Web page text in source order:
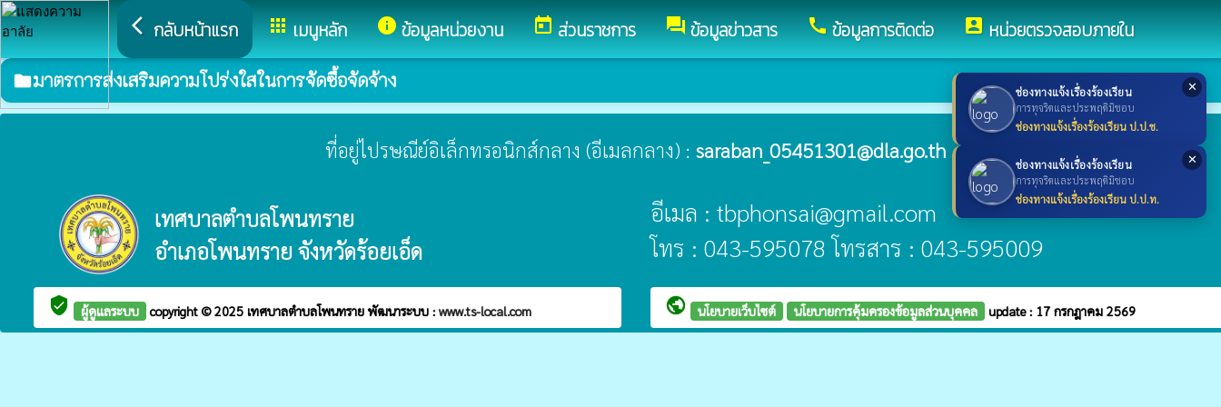
✕
ช่องทางแจ้งเรื่องร้องเรียน
การทุจริตและประพฤติมิชอบ
ช่องทางแจ้งเรื่องร้องเรียน ป.ป.ช.
✕
ช่องทางแจ้งเรื่องร้องเรียน
การทุจริตและประพฤติมิชอบ
ช่องทางแจ้งเรื่องร้องเรียน ป.ป.ท.
arrow_back_ios กลับหน้าแรก appsเมนูหลัก infoข้อมูลหน่วยงาน todayส่วนราชการ forumข้อมูลข่าวสาร callข้อมูลการติดต่อ account_boxหน่วยตรวจสอบภายใน
folderมาตรการส่งเสริมความโปร่งใสในการจัดซื้อจัดจ้าง
ที่อยู่ไปรษณีย์อิเล็กทรอนิกส์กลาง (อีเมลกลาง) : saraban_05451301@dla.go.th
เทศบาลตำบลโพนทราย
อำเภอโพนทราย จังหวัดร้อยเอ็ด
อีเมล : tbphonsai@gmail.com
โทร : 043-595078 โทรสาร : 043-595009
verified_user ผู้ดูแลระบบ copyright © 2025 เทศบาลตำบลโพนทราย พัฒนาระบบ : www.ts-local.com public นโยบายเว็บไซต์ นโยบายการคุ้มครองข้อมูลส่วนบุคคล update : 17 กรกฎาคม 2569